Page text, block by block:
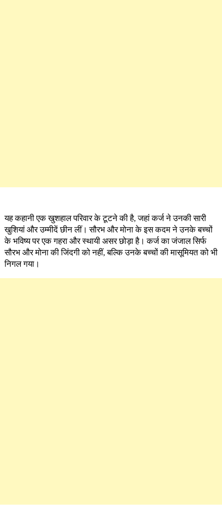
यह कहानी एक खुशहाल परिवार के टूटने की है, जहां कर्ज ने उनकी सारी
खुशियां और उम्मीदें छीन लीं। सौरभ और मोना के इस कदम ने उनके बच्चों
के भविष्य पर एक गहरा और स्थायी असर छोड़ा है। कर्ज का जंजाल सिर्फ
सौरभ और मोना की जिंदगी को नहीं, बल्कि उनके बच्चों की मासूमियत को भी
निगल गया।